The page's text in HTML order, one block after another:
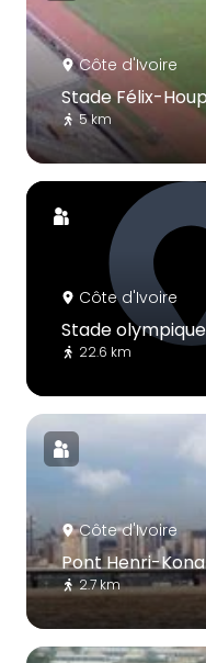
Côte d'Ivoire
Stade Félix-
5 km
Côte d'Ivoire
Stade
22.6 km
Côte d'Ivoire
Pont Henri-
2.7 km